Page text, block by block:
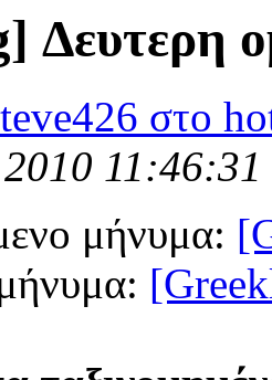
Δευτερη
στο
11:46:31
μήνυμα: